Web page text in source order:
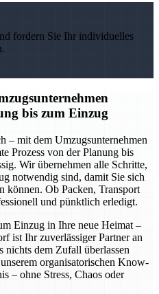
fordern Sie Ihr individuelles
bis zum Einzug
– mit dem Umzugsunternehmen
Prozess von der Planung bis
Wir übernehmen alle Schritte,
notwendig sind, damit Sie sich
können. Ob Packen, Transport
und pünktlich erledigt.
Einzug in Ihre neue Heimat –
ist Ihr zuverlässiger Partner an
nichts dem Zufall überlassen
organisatorischen Know-
– ohne Stress, Chaos oder